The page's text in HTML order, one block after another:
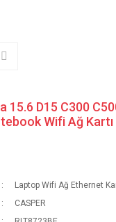
15.6 D15 C300
Wifi Ağ Kartı
Laptop Wifi Ağ Ethernet
CASPER